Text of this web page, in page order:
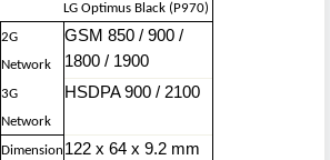
LG Optimus Black (P970)
2G
Network
GSM 850 / 900 /
1800 / 1900
3G
Network
HSDPA 900 / 2100
Dimension 122 x 64 x 9.2 mm